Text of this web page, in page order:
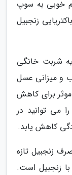
خوبی به سوپ
زنجبیل
شربت خانگی
آب و میزانی عسل
برای کاهش
می توانید در
کاهش یابد.
زنجبیل تازه
زنجبیل است.